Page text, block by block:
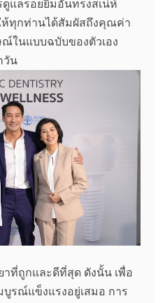
ดูแลรอยยิ้มอันทรงสเน่ห์
ห้ทุกท่านได้สัมผัสถึงคุณค่า
ในแบบฉบับของตัวเอง
วัน
ที่ถูกและดีที่สุด ดังนั้น เพื่อ
รณ์แข็งแรงอยู่เสมอ การ